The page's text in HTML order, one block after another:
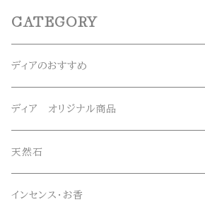
CATEGORY
ディアのおすすめ
ガネーシュヒマール産水晶
マニハール産水晶
スーパーセブン
ディア オリジナル商品
オリジナルブレスレット
オリジナルペンダント
天然石
ブレスレット
インセンス・お香